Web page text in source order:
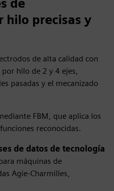
de
hilo precisas y
de alta calidad con
hilo de 2 y 4 ejes,
pasadas y el mecanizado
FBM, que aplica los
reconocidas.
de datos de tecnología
máquinas de
Agie-Charmilles,